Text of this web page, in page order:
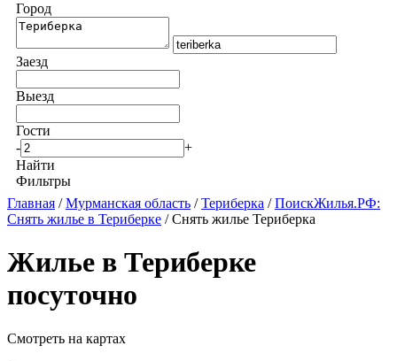
Город
Заезд
Выезд
Гости
-
+
Найти
Фильтры
Главная /Мурманская область /Териберка /ПоискЖилья.РФ:
Снять жилье в Териберке / Снять жилье Териберка
Жилье в Териберке
посуточно
Смотреть на картах